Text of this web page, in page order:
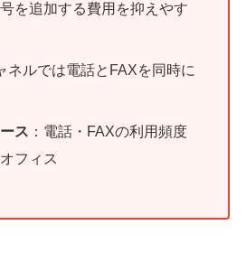
号を追加する費用を抑えやす
ネルでは電話とFAXを同時に
ス ：電話・FAXの利用頻度
フィス